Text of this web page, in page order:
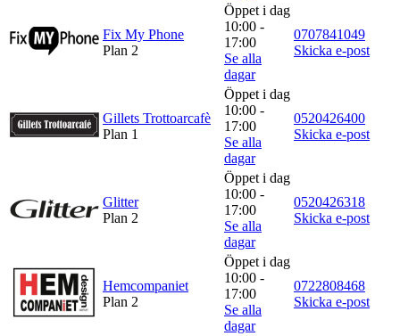
Fix My Phone
Plan 2
Öppet i dag
10:00 -
17:00
Se alla
dagar
0707841049
Skicka e-post
Gillets Trottoarcafè
Plan 1
Öppet i dag
10:00 -
17:00
Se alla
dagar
0520426400
Skicka e-post
Glitter
Plan 2
Öppet i dag
10:00 -
17:00
Se alla
dagar
0520426318
Skicka e-post
Hemcompaniet
Plan 2
Öppet i dag
10:00 -
17:00
Se alla
dagar
0722808468
Skicka e-post